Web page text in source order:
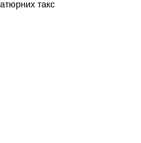
такс